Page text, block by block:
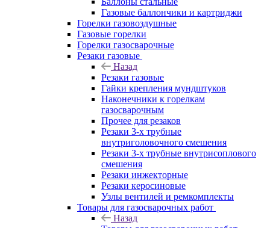
Газовые баллончики и картриджи
Горелки газовоздушные
Газовые горелки
Горелки газосварочные
Резаки газовые
Назад
Резаки газовые
Гайки крепления мундштуков
Наконечники к горелкам
газосварочным
Прочее для резаков
Резаки 3-х трубные
внутриголовочного смешения
Резаки 3-х трубные внутрисоплового
смешения
Резаки инжекторные
Резаки керосиновые
Узлы вентилей и ремкомплекты
Товары для газосварочных работ
Назад